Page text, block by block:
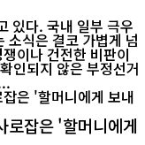
있다. 국내 일부 극우
소식은 결코 가볍게 넘
이나 건전한 비판이
인되지 않은 부정선거
잡은 '할머니에게